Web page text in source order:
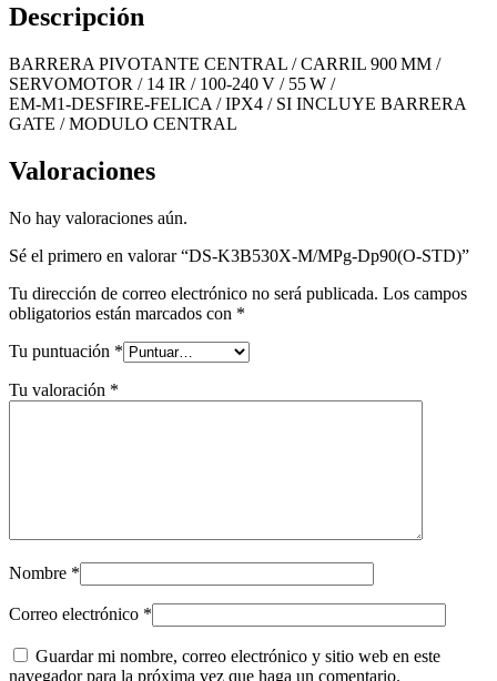
Descripción
BARRERA PIVOTANTE CENTRAL / CARRIL 900 MM /
SERVOMOTOR / 14 IR / 100‑240 V / 55 W /
EM‑M1‑DESFIRE‑FELICA / IPX4 / SI INCLUYE BARRERA
GATE / MODULO CENTRAL
Valoraciones
No hay valoraciones aún.
Sé el primero en valorar “DS-K3B530X-M/MPg-Dp90(O-STD)”
Tu dirección de correo electrónico no será publicada. Los campos
obligatorios están marcados con *
Tu puntuación *
Tu valoración *
Nombre *
Correo electrónico *
Guardar mi nombre, correo electrónico y sitio web en este
navegador para la próxima vez que haga un comentario.